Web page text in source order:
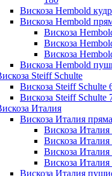
Вискоза Hembold
Вискоза Hembold
Вискоза
Вискоза
Вискоза
Вискоза Hembold
Steiff Schulte
Вискоза Steiff Schulte
Вискоза Steiff Schulte
Италия
Вискоза Италия
Вискоза
Вискоза
Вискоза
Вискоза
Вискоза Италия